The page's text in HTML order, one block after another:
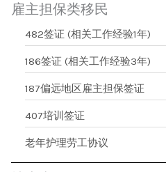
雇主担保类移民
482签证 (相关工作经验1年)
186签证 (相关工作经验3年)
187偏远地区雇主担保签证
407培训签证
老年护理劳工协议